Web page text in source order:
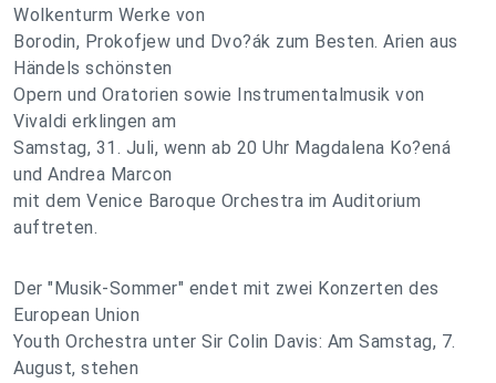
Wolkenturm Werke von
Borodin, Prokofjew und Dvo?ák zum Besten. Arien aus
Händels schönsten
Opern und Oratorien sowie Instrumentalmusik von
Vivaldi erklingen am
Samstag, 31. Juli, wenn ab 20 Uhr Magdalena Ko?ená
und Andrea Marcon
mit dem Venice Baroque Orchestra im Auditorium
auftreten.
Der "Musik-Sommer" endet mit zwei Konzerten des
European Union
Youth Orchestra unter Sir Colin Davis: Am Samstag, 7.
August, stehen